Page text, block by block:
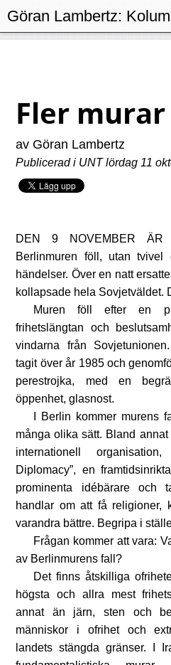
Fler
av Göran Lambertz
Publicerad i UNT lördag 11
Den 9 november
Berlinmuren föll, utan
händelser. Över en natt
kollapsade hela Sovjetväldet.
Muren föll efter en
frihetslängtan och
vindarna från
tagit över år 1985 och
perestrojka, med en
öppenhet, glasnost.
I Berlin kommer murens
många olika sätt. Bland
internationell
Diplomacy”, en
prominenta idébärare och
handlar om att få religioner,
varandra bättre. Begripa i
Frågan kommer att vara:
av Berlinmurens fall?
Det finns åtskilliga
högsta och allra mest
annat än järn, sten och
människor i ofrihet och
landets stängda gränser. I
Göran Lambertz: